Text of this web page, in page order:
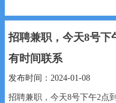
招聘兼职，今天8号下
有时间联系
发布时间：2024-01-08
招聘兼职，今天8号下午2点